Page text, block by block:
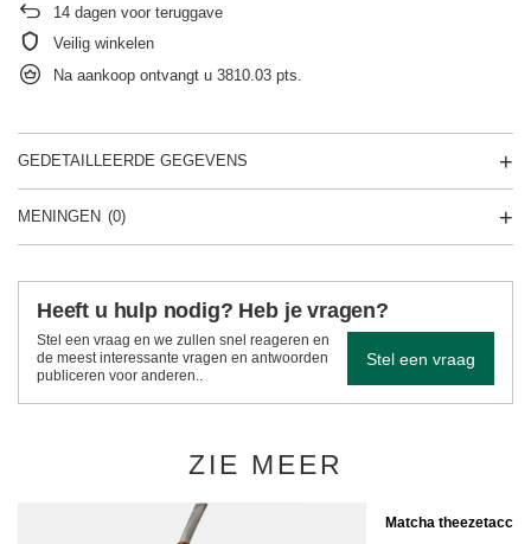
14 dagen voor teruggave
Veilig winkelen
Na aankoop ontvangt u 3810.03 pts.
GEDETAILLEERDE GEGEVENS
MENINGEN (0)
Heeft u hulp nodig? Heb je vragen?
Stel een vraag en we zullen snel reageren en
de meest interessante vragen en antwoorden
publiceren voor anderen..
Stel een vraag
ZIE MEER
Matcha